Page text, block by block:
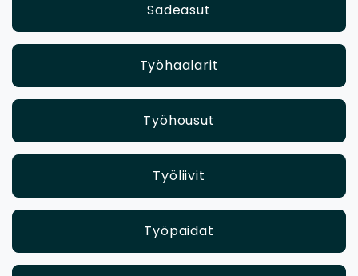
Sadeasut
Työhaalarit
Työhousut
Työliivit
Työpaidat